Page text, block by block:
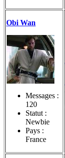
Obi Wan
Messages :
120
Statut :
Newbie
Pays :
France